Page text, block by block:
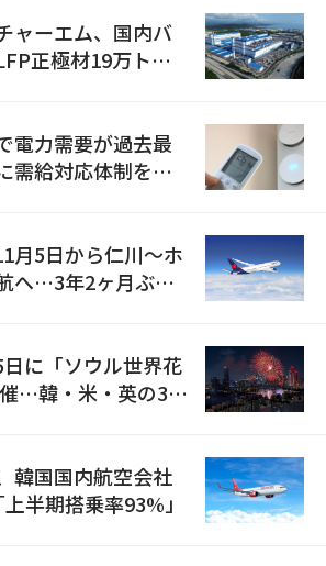
ャーエム、国内バ
正極材19万トン
電力需要が過去最
需給対応体制を点
月5日から仁川〜ホ
へ…3年2ヶ月ぶり
に「ソウル世界花
…韓・米・英の3カ
韓国国内航空会社
半期搭乗率93%」